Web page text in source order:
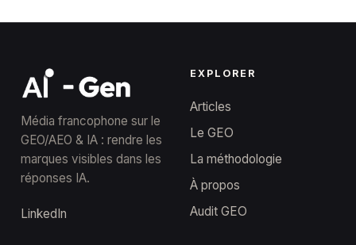
Média francophone sur le
GEO/AEO & IA : rendre les
marques visibles dans les
réponses IA.
LinkedIn
EXPLORER
Articles
Le GEO
La méthodologie
À propos
Audit GEO